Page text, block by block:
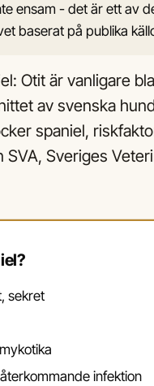
ensam - det är ett av
baserat på publika
Otit är vanligare
av svenska
spaniel,
SVA, Sveriges
sekret
infektion